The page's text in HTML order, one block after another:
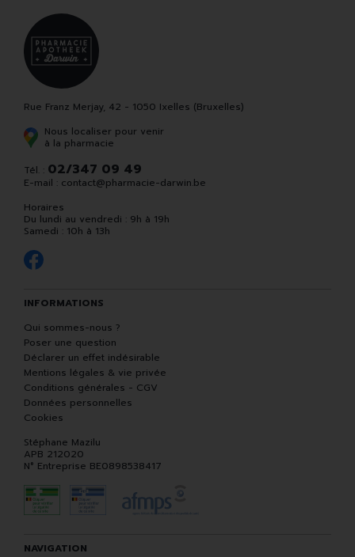
Rue Franz Merjay, 42 - 1050 Ixelles (Bruxelles)
Nous localiser pour venir
à la pharmacie
Tél. : 02/347 09 49
E-mail : contact@pharmacie-darwin.be
Horaires
Du lundi au vendredi : 9h à 19h
Samedi : 10h à 13h
INFORMATIONS
Qui sommes-nous ?
Poser une question
Déclarer un effet indésirable
Mentions légales & vie privée
Conditions générales - CGV
Données personnelles
Cookies
Stéphane Mazilu
APB 212020
N° Entreprise BE0898538417
NAVIGATION